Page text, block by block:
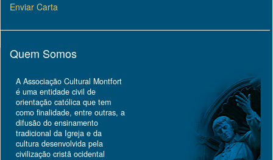
Enviar Carta
Quem Somos
A Associação Cultural Montfort
é uma entidade civil de
orientação católica que tem
como finalidade, entre outras, a
difusão do ensinamento
tradicional da Igreja e da
cultura desenvolvida pela
civilização cristã ocidental